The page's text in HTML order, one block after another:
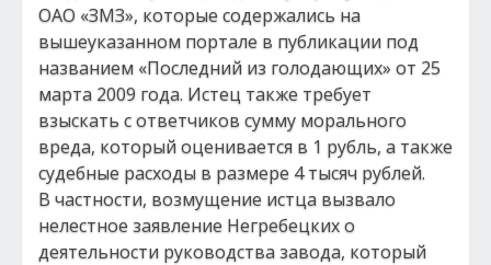
ОАО «ЗМЗ», которые содержались на
вышеуказанном портале в публикации под
названием «Последний из голодающих» от 25
марта 2009 года. Истец также требует
взыскать с ответчиков сумму морального
вреда, который оценивается в 1 рубль, а также
судебные расходы в размере 4 тысяч рублей.
В частности, возмущение истца вызвало
нелестное заявление Негребецких о
деятельности руководства завода, который